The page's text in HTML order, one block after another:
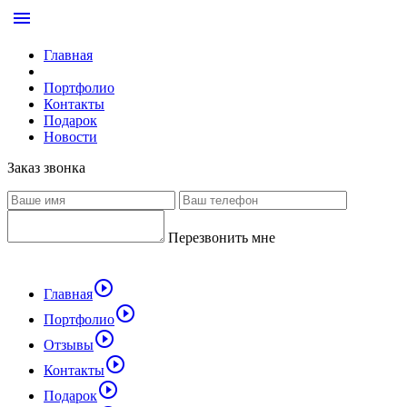
menu
Главная
Портфолио
Контакты
Подарок
Новости
Заказ звонка
Перезвонить мне
Главнаяplay_circle_outline
Портфолиоplay_circle_outline
Отзывыplay_circle_outline
Контактыplay_circle_outline
Подарокplay_circle_outline